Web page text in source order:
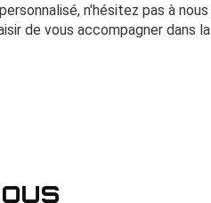
n'hésitez pas à nous
de vous accompagner dans la